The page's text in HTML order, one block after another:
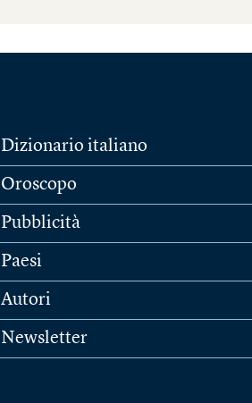
Dizionario italiano
Oroscopo
Pubblicità
Paesi
Autori
Newsletter